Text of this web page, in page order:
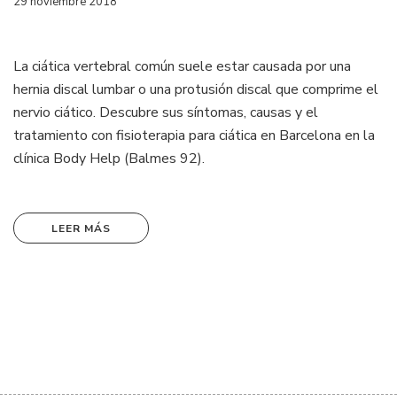
La ciática vertebral común suele estar causada por una
hernia discal lumbar o una protusión discal que comprime el
nervio ciático. Descubre sus síntomas, causas y el
tratamiento con fisioterapia para ciática en Barcelona en la
clínica Body Help (Balmes 92).
LEER MÁS